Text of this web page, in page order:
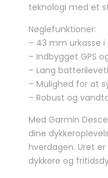
teknologi med et
Nøglefunktioner:
– 43 mm urkasse
– Indbygget GPS
– Lang
– Mulighed for at
– Robust og
Med Garmin
dine
hverdagen. Uret
dykkere og